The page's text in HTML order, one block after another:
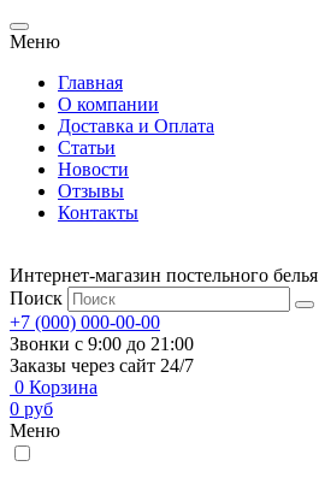
Меню
Главная
О компании
Доставка и Оплата
Статьи
Новости
Отзывы
Контакты
Интернет-магазин постельного белья
Поиск
+7 (000) 000-00-00
Звонки с 9:00 до 21:00
Заказы через сайт 24/7
0 Корзина
0 руб
Меню